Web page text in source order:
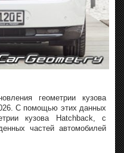
геометрии кузова
С помощью этих данных
кузова Hatchback, с
частей автомобилей